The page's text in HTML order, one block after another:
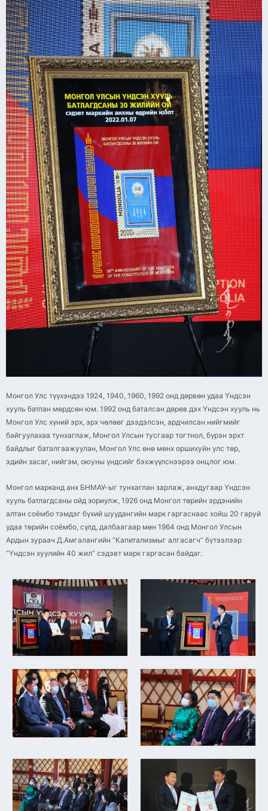
Монгол Улс түүхэндээ 1924, 1940, 1960, 1992 онд дөрвөн удаа Үндсэн
хууль батлан мөрдсөн юм. 1992 онд баталсан дөрөв дэх Үндсэн хууль нь
Монгол Улс хүний эрх, эрх чөлөөг дээдэлсэн, ардчилсан нийгмийг
байгуулахаа тунхаглаж, Монгол Улсын тусгаар тогтнол, бүрэн эрхт
байдлыг баталгаажуулан, Монгол Улс өнө мөнх оршихуйн улс төр,
эдийн засаг, нийгэм, оюуны үндсийг бэхжүүлснээрээ онцлог юм.
Монгол марканд анх БНМАУ-ыг тунхаглан зарлаж, анхдугаар Үндсэн
хууль батлагдсаны ойд зориулж, 1926 онд Монгол төрийн эрдэнийн
алтан соёмбо тэмдэг бүхий шуудангийн марк гаргаснаас хойш 20 гаруй
удаа төрийн соёмбо, сүлд, далбаагаар мөн 1964 онд Монгол Улсын
Ардын зураач Д.Амгалангийн “Капитализмыг алгасагч” бүтээлээр
“Үндсэн хуулийн 40 жил” сэдэвт марк гаргасан байдаг.